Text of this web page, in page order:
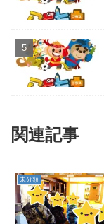
関連記事
未分類